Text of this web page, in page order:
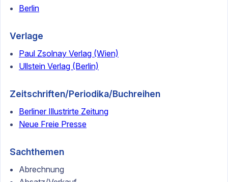
Berlin
Verlage
Paul Zsolnay Verlag (Wien)
Ullstein Verlag (Berlin)
Zeitschriften/Periodika/Buchreihen
Berliner Illustrirte Zeitung
Neue Freie Presse
Sachthemen
Abrechnung